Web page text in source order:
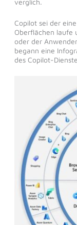
verglich.
Copilot sei der
Oberflächen laufe
oder der
begann eine
des Copilot-